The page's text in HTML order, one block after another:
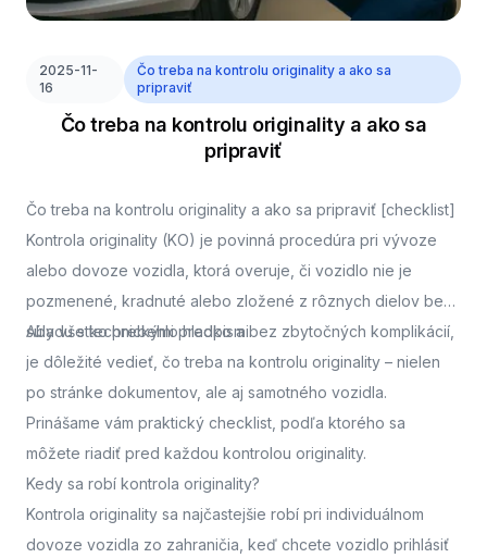
2025-11-
16
Čo treba na kontrolu originality a ako sa
pripraviť
Čo treba na kontrolu originality a ako sa
pripraviť
Čo treba na kontrolu originality a ako sa pripraviť [checklist]
Kontrola originality (KO) je povinná procedúra pri vývoze
alebo dovoze vozidla, ktorá overuje, či vozidlo nie je
pozmenené, kradnuté alebo zložené z rôznych dielov bez
súladu s technickými predpismi.
Aby všetko prebehlo hladko a bez zbytočných komplikácií,
je dôležité vedieť, čo treba na kontrolu originality – nielen
po stránke dokumentov, ale aj samotného vozidla.
Prinášame vám praktický checklist, podľa ktorého sa
môžete riadiť pred každou kontrolou originality.
Kedy sa robí kontrola originality?
Kontrola originality sa najčastejšie robí pri individuálnom
dovoze vozidla zo zahraničia, keď chcete vozidlo prihlásiť